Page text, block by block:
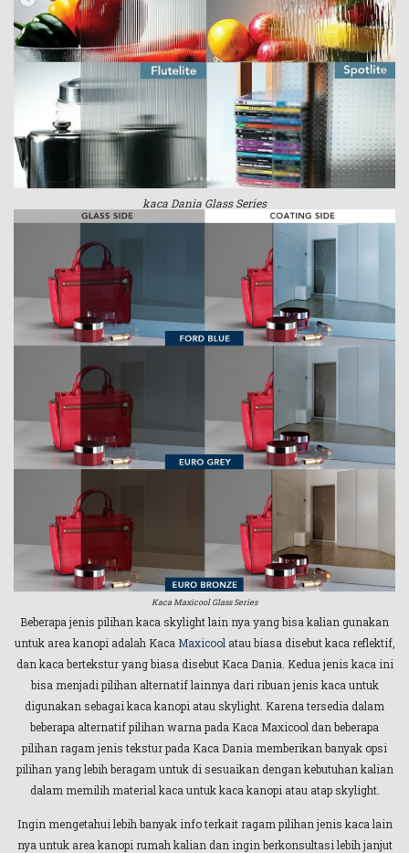
kaca Dania Glass Series
Kaca Maxicool Glass Series
Beberapa jenis pilihan kaca skylight lain nya yang bisa kalian gunakan
untuk area kanopi adalah Kaca Maxicool atau biasa disebut kaca reflektif,
dan kaca bertekstur yang biasa disebut Kaca Dania. Kedua jenis kaca ini
bisa menjadi pilihan alternatif lainnya dari ribuan jenis kaca untuk
digunakan sebagai kaca kanopi atau skylight. Karena tersedia dalam
beberapa alternatif pilihan warna pada Kaca Maxicool dan beberapa
pilihan ragam jenis tekstur pada Kaca Dania memberikan banyak opsi
pilihan yang lebih beragam untuk di sesuaikan dengan kebutuhan kalian
dalam memilih material kaca untuk kaca kanopi atau atap skylight.
Ingin mengetahui lebih banyak info terkait ragam pilihan jenis kaca lain
nya untuk area kanopi rumah kalian dan ingin berkonsultasi lebih janjut